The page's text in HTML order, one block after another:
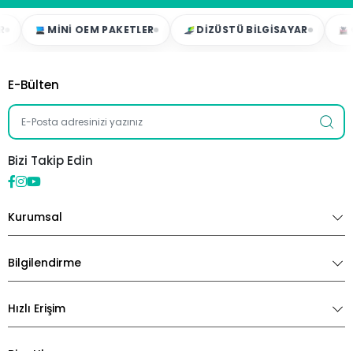
MINI OEM PAKETLER DIZÜSTÜ BILGISAYAR
E-Bülten
Bizi Takip Edin
Kurumsal
Bilgilendirme
Hızlı Erişim